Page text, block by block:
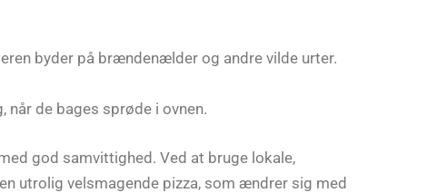
byder på brændenælder og andre vilde urter.
de bages sprøde i ovnen.
god samvittighed. Ved at bruge lokale,
utrolig velsmagende pizza, som ændrer sig med